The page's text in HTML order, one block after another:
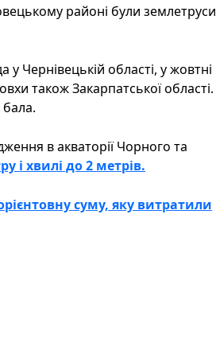
районі були землетруси
Чернівецькій області, у жовтні
також Закарпатської області.
в акваторії Чорного та
і хвилі до 2 метрів.
суму, яку витратили